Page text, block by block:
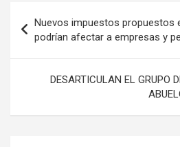
de
entradas
Nuevos impuestos propuestos
podrían afectar a empresas y
DESARTICULAN EL GRUPO